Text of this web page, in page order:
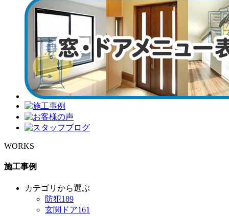
WORKS
施工事例
カテゴリから選ぶ
防犯189
玄関ドア161